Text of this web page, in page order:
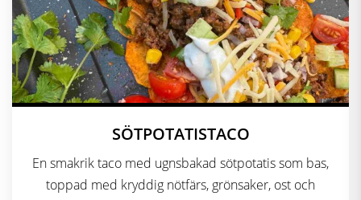
SÖTPOTATISTACO
En smakrik taco med ugnsbakad sötpotatis som bas,
toppad med kryddig nötfärs, grönsaker, ost och